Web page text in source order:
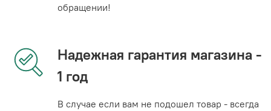
обращении!
Надежная гарантия магазина -
1 год
В случае если вам не подошел товар - всегда